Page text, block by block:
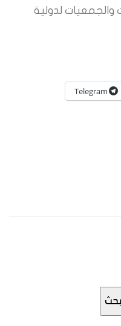
والجمعيات لدولية
Telegram